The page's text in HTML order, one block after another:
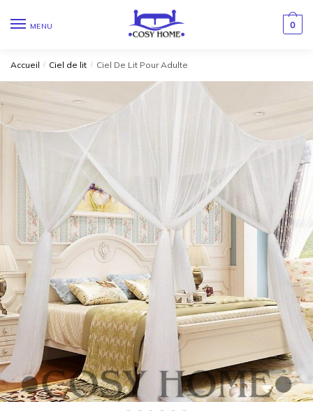
MENU 0
Accueil / Ciel de lit / Ciel De Lit Pour Adulte